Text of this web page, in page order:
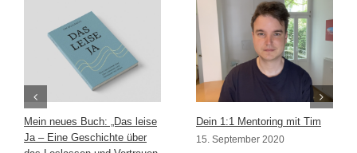
Mein neues Buch: „Das leise
Ja – Eine Geschichte über
Dein 1:1 Mentoring mit Tim
15. September 2020